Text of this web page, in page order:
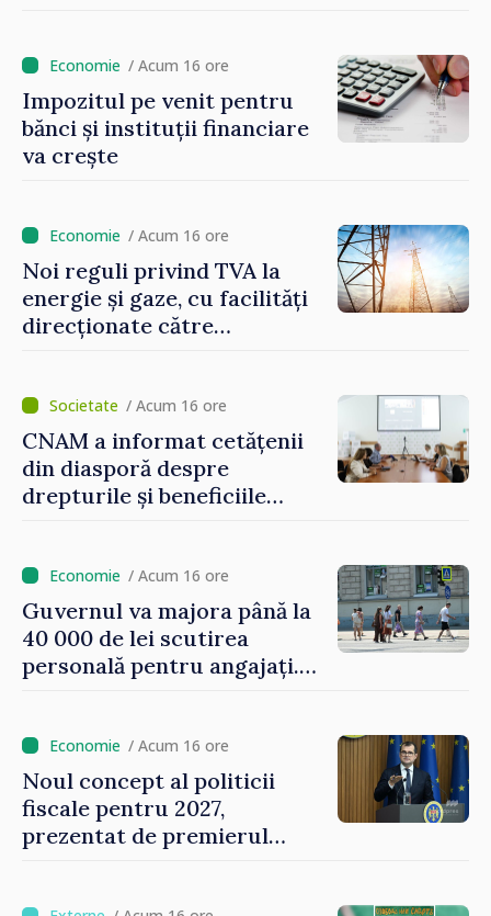
taxare mai echitabilă
/ Acum 16 ore
Impozitul pe venit pentru
bănci și instituții financiare
va crește
/ Acum 16 ore
Noi reguli privind TVA la
energie și gaze, cu facilități
direcționate către
/ Acum 16 ore
CNAM a informat cetățenii
din diasporă despre
drepturile și beneficiile
/ Acum 16 ore
Guvernul va majora până la
40 000 de lei scutirea
personală pentru angajați.
oamenilor”/ Acum 16 ore
Noul concept al politicii
fiscale pentru 2027,
prezentat de premierul